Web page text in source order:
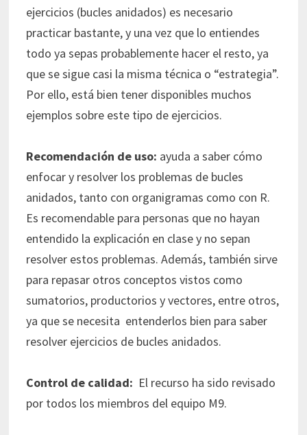
ejercicios (bucles anidados) es necesario
practicar bastante, y una vez que lo entiendes
todo ya sepas probablemente hacer el resto, ya
que se sigue casi la misma técnica o “estrategia”.
Por ello, está bien tener disponibles muchos
ejemplos sobre este tipo de ejercicios.
Recomendación de uso: ayuda a saber cómo
enfocar y resolver los problemas de bucles
anidados, tanto con organigramas como con R.
Es recomendable para personas que no hayan
entendido la explicación en clase y no sepan
resolver estos problemas. Además, también sirve
para repasar otros conceptos vistos como
sumatorios, productorios y vectores, entre otros,
ya que se necesita entenderlos bien para saber
resolver ejercicios de bucles anidados.
Control de calidad: El recurso ha sido revisado
por todos los miembros del equipo M9.